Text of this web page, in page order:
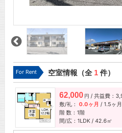
For Rent 空室情報（全 1件）
62,000 円 / 共益費：
敷/礼： 0.0ヶ月 / 1.5ヶ月
階 数：1階
間/広：1LDK / 42.6㎡